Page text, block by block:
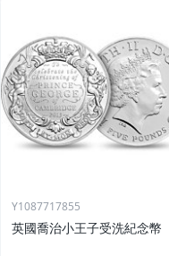
Y1087717855
英國喬治小王子受洗紀念幣